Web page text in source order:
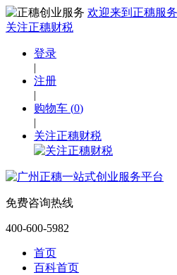
欢迎来到正穗服务
关注正穗财税
登录
|
注册
|
购物车 (0)
|
关注正穗财税
免费咨询热线
400-600-5982
首页
百科首页